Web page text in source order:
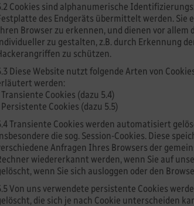
Cookies sind alphanumerische
des Endgeräts übermittelt werden. Sie
Browser zu erkennen, und dienen vor allem
zu gestalten, z.B. durch Erkennung
zu schützen.
Diese Website nutzt folgende Arten von
werden:
Cookies (dazu 5.4)
Cookies (dazu 5.5)
Transiente Cookies werden automatisiert
die sog. Session-Cookies. Diese
Anfragen Ihres Browsers der
wiedererkannt werden, wenn Sie auf
wenn Sie sich ausloggen oder den
Von uns verwendete persistente Cookies
die sich je nach Cookie unterscheiden